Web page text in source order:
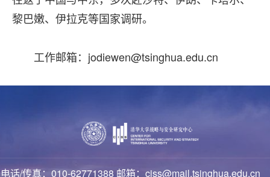
黎巴嫩、伊拉克等国家调研。
工作邮箱：jodiewen@tsinghua.edu.cn
电话/传真：010-62771388 邮箱：ciss@mail.tsinghua.edu.cn